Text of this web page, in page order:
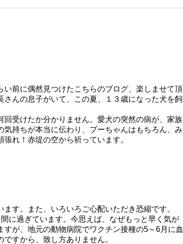
前に偶然見つけたこちらのブログ、楽しませて頂
んの息子がいて、この夏、１３歳になった犬を飼
受けたか分かりません。愛犬の突然の病が、家族
持ちが本当に伝わり、プーちゃんはもちろん、み
れ！赤堤の空から祈っています。
す。また、いろいろご心配いただき恐縮です。
に過ぎています。今思えば、なぜもっと早く気が
が、地元の動物病院でワクチン接種の5～6月に血
すから、致し方ありません。